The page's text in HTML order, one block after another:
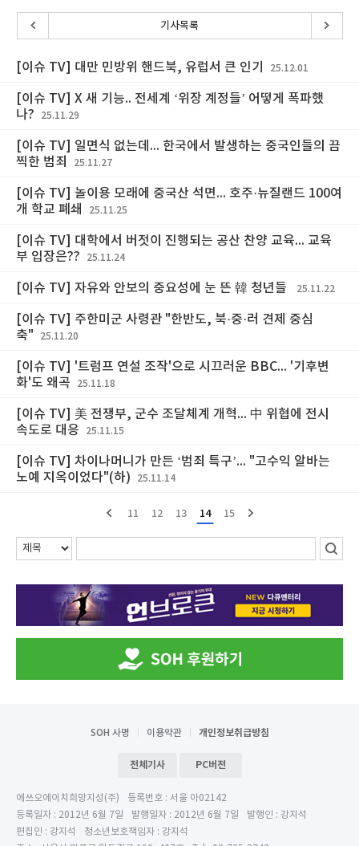
기사목록
[이슈 TV] 대만 민방위 핸드북, 유럽서 큰 인기 25.12.01
[이슈 TV] X 새 기능.. 전세계 ‘위장 계정들’ 어떻게 폭파했
나?
25.11.29
[이슈 TV] 일면식 없는데... 한국에서 발생하는 중국인들의 끔
찍한 범죄
25.11.27
[이슈 TV] 놀이용 모래에 중국산 석면... 호주·뉴질랜드 100여
개 학교 폐쇄
25.11.25
[이슈 TV] 대학에서 버젓이 진행되는 공산 찬양 교육... 교육
부 입장은??
25.11.24
[이슈 TV] 자유와 안보의 중요성에 눈 뜬 韓 청년들 25.11.22
[이슈 TV] 주한미군 사령관 "한반도, 북·중·러 견제 중심
축"
25.11.20
[이슈 TV] '트럼프 연설 조작'으로 시끄러운 BBC... '기후변
화'도 왜곡
25.11.18
[이슈 TV] 美 전쟁부, 군수 조달체계 개혁... 中 위협에 전시
속도로 대응
25.11.15
[이슈 TV] 차이나머니가 만든 ‘범죄 특구’... "고수익 알바는
노예 지옥이었다"(하)
25.11.14
11 12 13 14 15
SOH 사명 이용약관 개인정보취급방침
전체기사 PC버전
에쓰오에이치희망지성(주)
등록번호 : 서울 아02142
등록일자 : 2012년 6월 7일
발행일자 : 2012년 6월 7일
발행인 : 강지석
편집인 : 강지석
청소년보호책임자 : 강지석